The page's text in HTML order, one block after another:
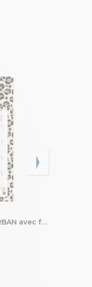
Calendrier mensuel URBAN avec feuillets détachables 13 x 23 cm sur support plaque imprimée 16 x 33 cm 2027 ROAR